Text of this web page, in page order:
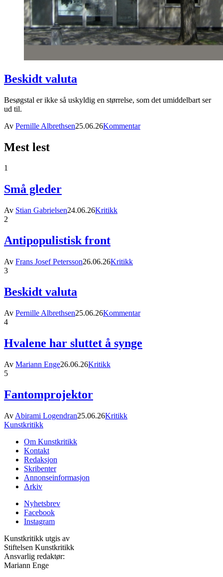
Beskidt valuta
Besøgstal er ikke så uskyldig en størrelse, som det umiddelbart ser
ud til.
Av Pernille Albrethsen25.06.26Kommentar
Mest lest
1
Små gleder
Av Stian Gabrielsen24.06.26Kritikk
2
Antipopulistisk front
Av Frans Josef Petersson26.06.26Kritikk
3
Beskidt valuta
Av Pernille Albrethsen25.06.26Kommentar
4
Hvalene har sluttet å synge
Av Mariann Enge26.06.26Kritikk
5
Fantomprojektor
Av Abirami Logendran25.06.26Kritikk
Kunstkritikk
Om Kunstkritikk
Kontakt
Redaksjon
Skribenter
Annonseinformasjon
Arkiv
Nyhetsbrev
Facebook
Instagram
Kunstkritikk utgis av
Stiftelsen Kunstkritikk
Ansvarlig redaktør:
Mariann Enge